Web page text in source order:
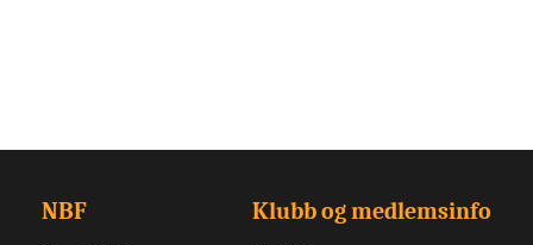
NBF Klubb og medlemsinfo